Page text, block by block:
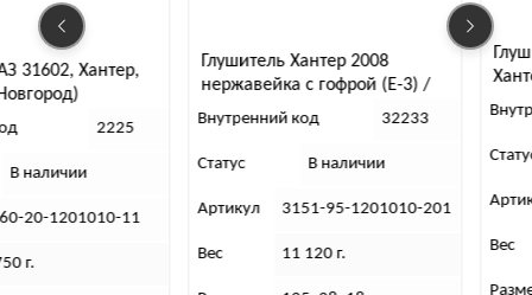
Глушитель Хантер 2008
нержавейка с гофрой (Е-3) /
Внутренний код 32233
В наличии
Артикул 3151-95-1201010-201
11 120 г.
Глушитель с
Хантер ЗМЗ-514
Внутренний код
В
Артикул 3151-48-
7 000 г.
Размеры 230х18х28